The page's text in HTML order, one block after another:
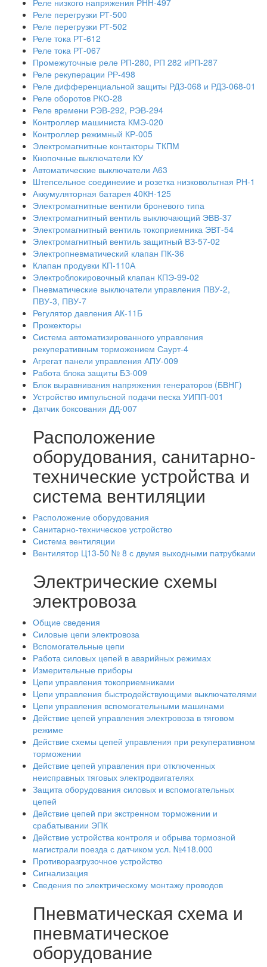
Реле низкого напряжения РНН-497
Реле перегрузки РТ-500
Реле перегрузки РТ-502
Реле тока РТ-612
Реле тока РТ-067
Промежуточные реле РП-280, РП 282 иРП-287
Реле рекуперации РР-498
Реле дифференциальной защиты РДЗ-068 и РДЗ-068-01
Реле оборотов РКО-28
Реле времени РЭВ-292, РЭВ-294
Контроллер машиниста КМЭ-020
Контроллер режимный КР-005
Электромагнитные контакторы ТКПМ
Кнопочные выключатели КУ
Автоматические выключатели А63
Штепсельное соединеиие и розетка низковольтная РН-1
Аккумуляторная батарея 40КН-125
Электромагнитные вентили броневого типа
Электромагнитный вентиль выключающий ЭВВ-37
Электромагнитный вентиль токоприемника ЭВТ-54
Электромагнитный вентиль защитный ВЗ-57-02
Электропневматический клапан ПК-36
Клапан продувки КП-110А
Электроблокировочный клапан КПЭ-99-02
Пневматические выключатели управления ПВУ-2,
ПВУ-3, ПВУ-7
Регулятор давления АК-11Б
Прожекторы
Система автоматизированного управления
рекуперативным торможением Саурт-4
Агрегат панели управления АПУ-009
Работа блока защиты БЗ-009
Блок выравнивания напряжения генераторов (БВНГ)
Устройство импульсной подачи песка УИПП-001
Датчик боксования ДД-007
Расположение
оборудования, санитарно-
технические устройства и
система вентиляции
Расположение оборудования
Санитарно-техническое устройство
Система вентиляции
Вентилятор Ц13-50 № 8 с двумя выходными патрубками
Электрические схемы
электровоза
Общие сведения
Силовые цепи электровоза
Вспомогательные цепи
Работа силовых цепей в аварийных режимах
Измерительные приборы
Цепи управления токоприемниками
Цепи управления быстродействующими выключателями
Цепи управления вспомогательными машинами
Действие цепей управления электровоза в тяговом
режиме
Действие схемы цепей управления при рекуперативном
торможении
Действие цепей управления при отключенных
неисправных тяговых электродвигателях
Защита оборудования силовых и вспомогательных
цепей
Действие цепей при экстренном торможении и
срабатывании ЭПК
Действие устройства контроля и обрыва тормозной
магистрали поезда с датчиком усл. №418.000
Противоразгрузочное устройство
Сигнализация
Сведения по электрическому монтажу проводов
Пневматическая схема и
пневматическое
оборудование